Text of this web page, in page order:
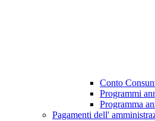
Conto
Programmi
Programma
Pagamenti dell'